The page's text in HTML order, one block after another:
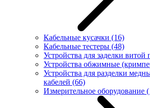
Кабельные кусачки (16)
Кабельные тестеры (48)
Устройства для заделки витой
Устройства обжимные
Устройства для разделки
кабелей (66)
Измерительное оборудование